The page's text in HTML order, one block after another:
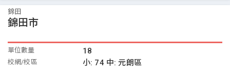
錦田
錦田市
單位數量 18
校網/校區 小: 74 中:元朗區